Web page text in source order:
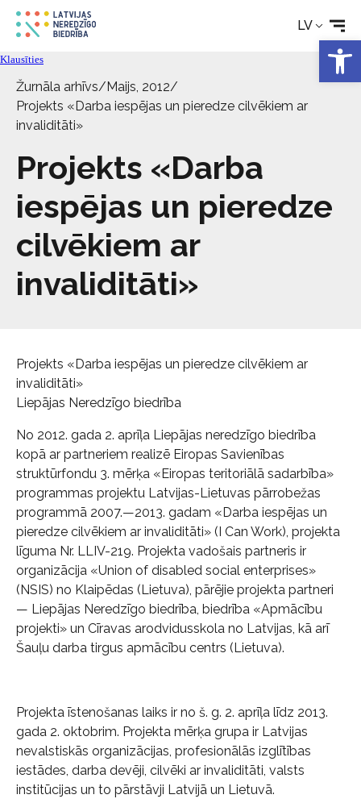
LV
Tehniskie palīglīdzekļi
Aktualitātes
Par biedrību
Kontakti
Klausīties
Žurnāla arhīvs/Maijs, 2012/
Projekts «Darba iespējas un pieredze cilvēkiem ar
invaliditāti»
Projekts «Darba
iespējas un pieredze
cilvēkiem ar
invaliditāti»
Projekts «Darba iespējas un pieredze cilvēkiem ar
invaliditāti»
Liepājas Neredzīgo biedrība
No 2012. gada 2. aprīļa Liepājas neredzīgo biedrība
kopā ar partneriem realizē Eiropas Savienības
struktūrfondu 3. mērķa «Eiropas teritoriālā sadarbība»
programmas projektu Latvijas-Lietuvas pārrobežas
programmā 2007.—2013. gadam «Darba iespējas un
pieredze cilvēkiem ar invaliditāti» (I Can Work), projekta
līguma Nr. LLIV-219. Projekta vadošais partneris ir
organizācija «Union of disabled social enterprises»
(NSIS) no Klaipēdas (Lietuva), pārējie projekta partneri
— Liepājas Neredzīgo biedrība, biedrība «Apmācību
projekti» un Cīravas arodvidusskola no Latvijas, kā arī
Šauļu darba tirgus apmācību centrs (Lietuva).
Projekta īstenošanas laiks ir no š. g. 2. aprīļa līdz 2013.
gada 2. oktobrim. Projekta mērķa grupa ir Latvijas
nevalstiskās organizācijas, profesionālās izglītības
iestādes, darba devēji, cilvēki ar invaliditāti, valsts
institūcijas un to pārstāvji Latvijā un Lietuvā.